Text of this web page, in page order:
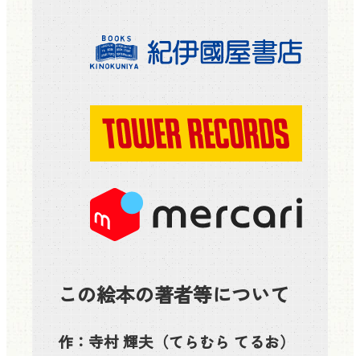
この絵本の著者等について
作： 寺村 輝夫 （てらむら てるお）